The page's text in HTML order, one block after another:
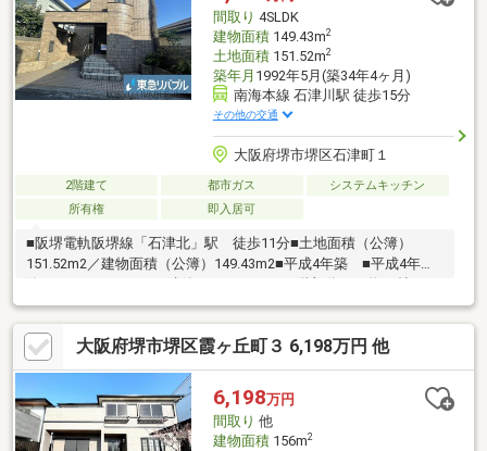
お問い合わせは通話料無料の0120-521-021までお気軽にご連絡く
ださいませ
間取り 4SLDK
建物面積149.43m2
土地面積151.52m2
築年月 1992年5月(築34年4ヶ月)
南海本線 石津川駅 徒歩15分
その他の交通
大阪府堺市堺区石津町１
2階建て 都市ガス
システムキッチン
所有権
即入居可
■阪堺電軌阪堺線「石津北」駅 徒歩11分■土地面積（公簿）
151.52m2／建物面積（公簿）149.43m2■平成4年築 ■平成4年
築 ミサワホームにて建築されています■1階部分には約22帖の
広々リビングダイニング■2階部分には約4.5帖の納戸あり◆上記内
容は一部のご紹介です。 ぜひ室内をご覧になってお確かめくだ
さい。 ご案内・資料請求など随時承っておりますので、お気軽
にお問い合わせください。 ご連絡心よりお待ちしております。
（フリーコール ０１２０－１０９－５８２）
大阪府堺市堺区霞ヶ丘町３ 6,198万円 他
6,198万円
間取り 他
建物面積156m2